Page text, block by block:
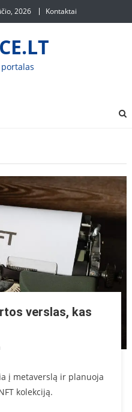
2026 Kontaktai
verslas, kas
į metaverslą ir planuoja
kolekciją.